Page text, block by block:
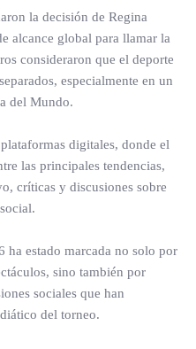
la decisión de Regina
alcance global para llamar la
consideraron que el deporte
especialmente en un
del Mundo.
digitales, donde el
las principales tendencias,
críticas y discusiones sobre
estado marcada no solo por
sino también por
sociales que han
del torneo.